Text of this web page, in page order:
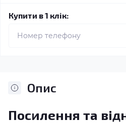
Купити в 1 клік:
Опис
Посилення та